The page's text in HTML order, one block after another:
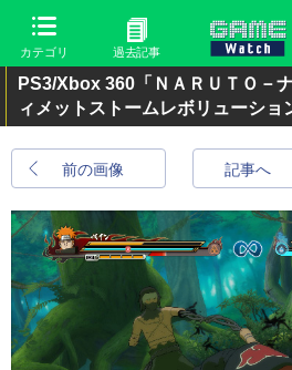
カテゴリ 過去記事
PS3/Xbox 360「ＮＡＲＵＴＯ－
ィメットストームレボリューショ
前の画像 記事へ